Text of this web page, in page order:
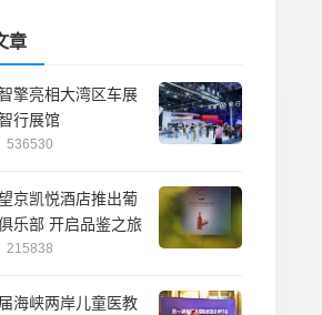
章
擎亮相大湾区车展
行展馆
536530
京凯悦酒店推出葡
乐部 开启品鉴之旅
215838
海峡两岸儿童医教